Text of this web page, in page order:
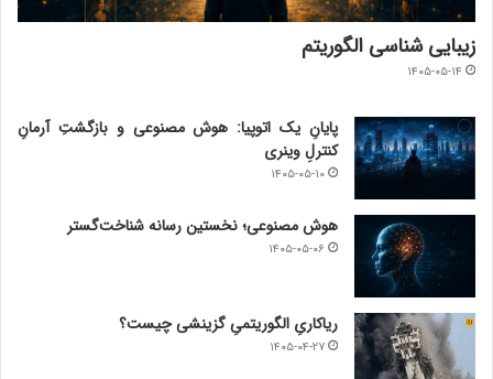
زیبایی شناسی الگوریتم
۱۴۰۵-۰۵-۱۴
پایانِ یک اتوپیا: هوش مصنوعی و بازگشتِ آرمانِ
کنترلِ وینری
۱۴۰۵-۰۵-۱۰
هوش مصنوعی؛ نخستین رسانه شناخت‌گستر
۱۴۰۵-۰۵-۰۶
ریاکاریِ الگوریتمیِ گزینشی چیست؟
۱۴۰۵-۰۴-۲۷